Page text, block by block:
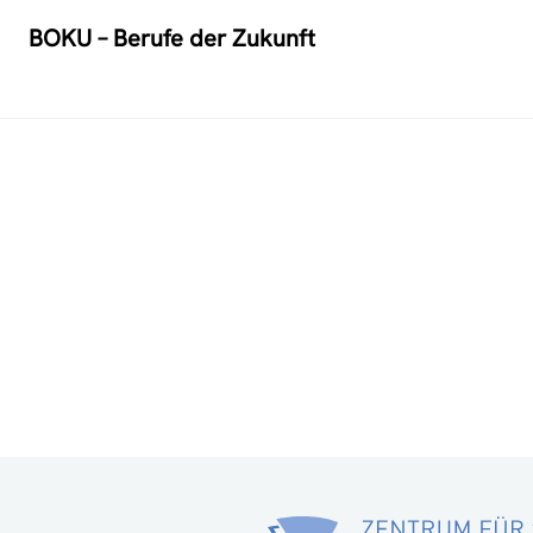
BOKU – Berufe der Zukunft